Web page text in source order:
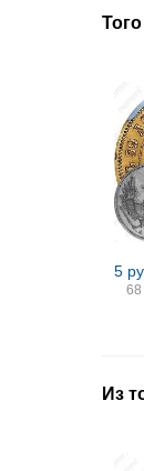
68
Из